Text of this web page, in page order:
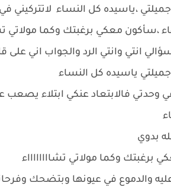
،ياسيده كل النساء
،سأكون معكي برغبتك وكما مولاتي
انتي وانتي الرد والجواب اني
ياسيده كل النساء
في وحدتي فالابتعاد عنكي ابتلاء
بدوي
برغبتك وكما مولاتي تشااااااااء
عليه والدموع في عيونها وبتضحك